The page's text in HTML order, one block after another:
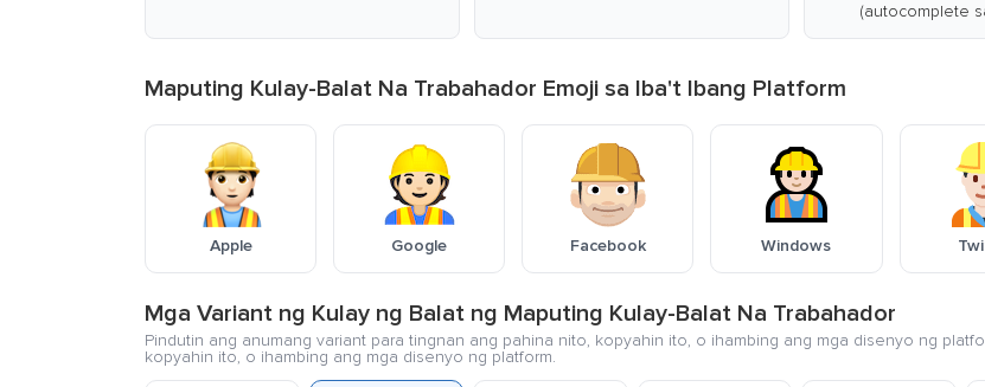
(autocomplete
Maputing Kulay-Balat Na Trabahador Emoji sa Iba't Ibang Platform
Apple Google Facebook Windows
Mga Variant ng Kulay ng Balat ng Maputing Kulay-Balat Na Trabahador
Pindutin ang anumang variant para tingnan ang pahina nito, kopyahin ito, o ihambing ang mga disenyo ng
kopyahin ito, o ihambing ang mga disenyo ng platform.